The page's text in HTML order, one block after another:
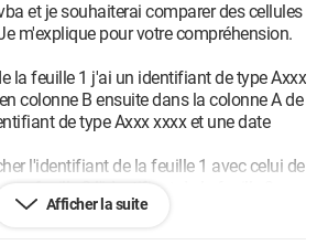
et je souhaiterai comparer des cellules
m'explique pour votre compréhension.
la feuille 1 j'ai un identifiant de type Axxx
colonne B ensuite dans la colonne A de
de type Axxx xxxx et une date
l'identifiant de la feuille 1 avec celui de
en feuille 3 l'identifiant de la feuille 2
de la feuille 2.
Afficher la suite